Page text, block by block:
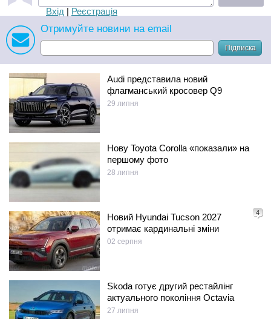
Вхід | Реєстрація
Отримуйте новини на email
Підписка
Audi представила новий
флагманський кросовер Q9
29 липня
Нову Toyota Corolla «показали» на
першому фото
28 липня
4
Новий Hyundai Tucson 2027
отримає кардинальні зміни
02 серпня
Skoda готує другий рестайлінг
актуального покоління Octavia
27 липня